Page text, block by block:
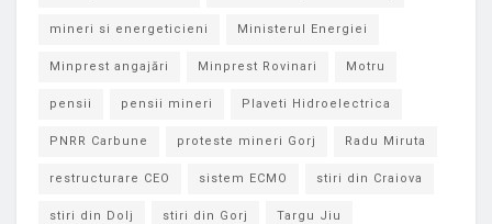
mineri si energeticieni Ministerul Energiei
Minprest angajări Minprest Rovinari Motru
pensii pensii mineri Plaveti Hidroelectrica
PNRR Carbune proteste mineri Gorj Radu Miruta
restructurare CEO sistem ECMO stiri din Craiova
stiri din Dolj stiri din Gorj Targu Jiu